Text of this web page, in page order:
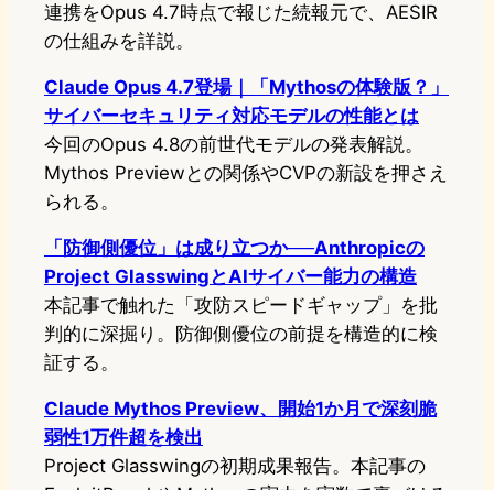
連携をOpus 4.7時点で報じた続報元で、AESIR
の仕組みを詳説。
Claude Opus 4.7登場｜「Mythosの体験版？」
サイバーセキュリティ対応モデルの性能とは
今回のOpus 4.8の前世代モデルの発表解説。
Mythos Previewとの関係やCVPの新設を押さえ
られる。
「防御側優位」は成り立つか──Anthropicの
Project GlasswingとAIサイバー能力の構造
本記事で触れた「攻防スピードギャップ」を批
判的に深掘り。防御側優位の前提を構造的に検
証する。
Claude Mythos Preview、開始1か月で深刻脆
弱性1万件超を検出
Project Glasswingの初期成果報告。本記事の